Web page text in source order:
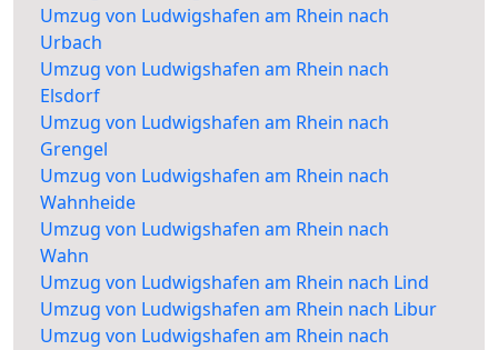
Umzug von Ludwigshafen am Rhein nach
Urbach
Umzug von Ludwigshafen am Rhein nach
Elsdorf
Umzug von Ludwigshafen am Rhein nach
Grengel
Umzug von Ludwigshafen am Rhein nach
Wahnheide
Umzug von Ludwigshafen am Rhein nach
Wahn
Umzug von Ludwigshafen am Rhein nach Lind
Umzug von Ludwigshafen am Rhein nach Libur
Umzug von Ludwigshafen am Rhein nach